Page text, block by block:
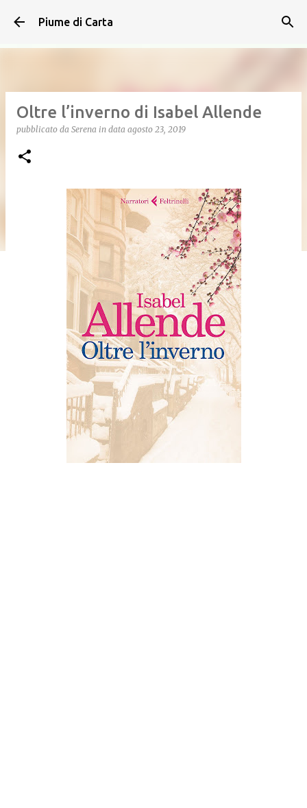
Passa ai contenuti principali
Piume di Carta
Oltre l’inverno di Isabel Allende
pubblicato da Serena in data agosto 23, 2019